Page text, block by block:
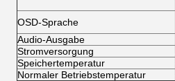
OSD-Sprache
Audio-Ausgabe
Stromversorgung
Speichertemperatur
Normaler Betriebstemperatur